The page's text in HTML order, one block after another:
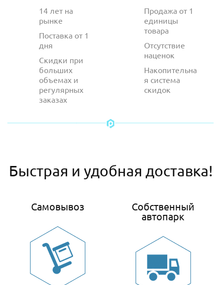
14 лет на
рынке
Поставка от 1
дня
Скидки при
больших
объемах и
регулярных
заказах
Продажа от 1
единицы
товара
Отсутствие
наценок
Накопительна
я система
скидок
Быстрая и удобная доставка!
Самовывоз
Собственный
автопарк